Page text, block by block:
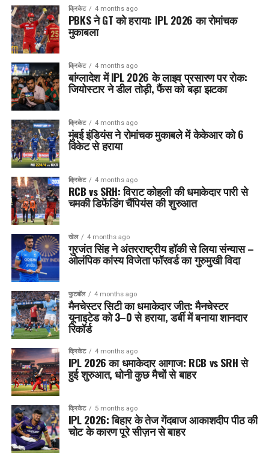
क्रिकेट 4 months ago
PBKS ने GT को हराया: IPL 2026 का रोमांचक
मुकाबला
क्रिकेट 4 months ago
बांग्लादेश में IPL 2026 के लाइव प्रसारण पर रोक:
जियोस्टार ने डील तोड़ी, फैंस को बड़ा झटका
क्रिकेट 4 months ago
मुंबई इंडियंस ने रोमांचक मुकाबले में केकेआर को 6
विकेट से हराया
क्रिकेट 4 months ago
RCB vs SRH: विराट कोहली की धमाकेदार पारी से
चमकी डिफेंडिंग चैंपियंस की शुरुआत
खेल 4 months ago
गुरजंत सिंह ने अंतरराष्ट्रीय हॉकी से लिया संन्यास –
ओलंपिक कांस्य विजेता फॉरवर्ड का गुरुमुखी विदा
फुटबॉल 4 months ago
मैनचेस्टर सिटी का धमाकेदार जीत: मैनचेस्टर
यूनाइटेड को 3–0 से हराया, डर्बी में बनाया शानदार
रिकॉर्ड
क्रिकेट 4 months ago
IPL 2026 का धमाकेदार आगाज: RCB vs SRH से
हुई शुरुआत, धोनी कुछ मैचों से बाहर
क्रिकेट 5 months ago
IPL 2026: बिहार के तेज गेंदबाज आकाशदीप पीठ की
चोट के कारण पूरे सीज़न से बाहर